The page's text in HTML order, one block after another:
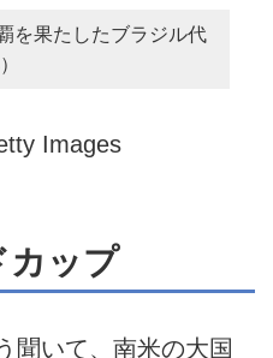
を果たしたブラジル代
Images
カップ
いて、南米の大国